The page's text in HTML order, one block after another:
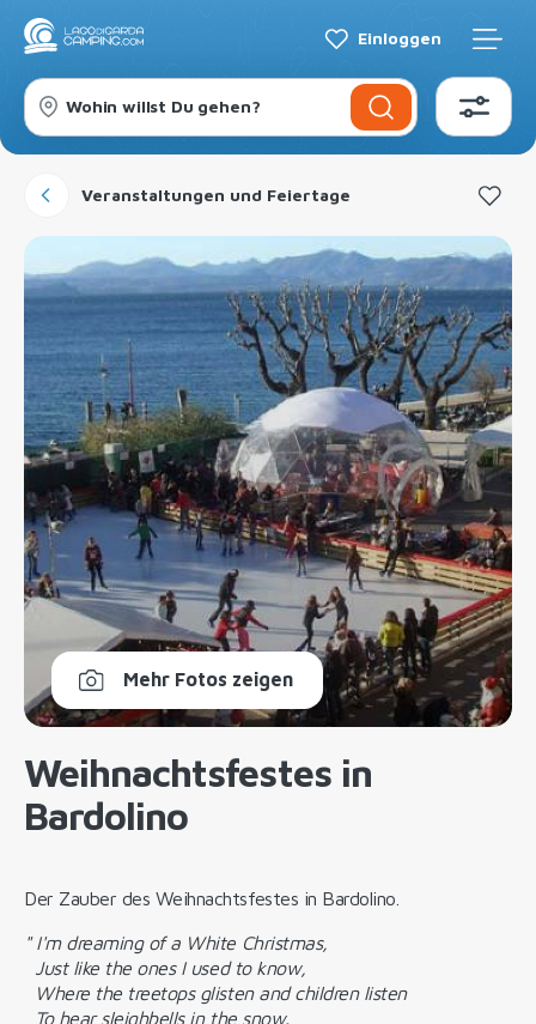
Einloggen
Wohin willst Du gehen?
Veranstaltungen und Feiertage
Mehr Fotos zeigen
Weihnachtsfestes in
Bardolino
Der Zauber des Weihnachtsfestes in Bardolino.
" I'm dreaming of a White Christmas,
Just like the ones I used to know,
Where the treetops glisten and children listen
To hear sleighbells in the snow.